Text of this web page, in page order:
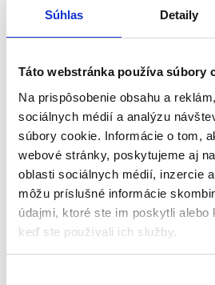
Súhlas Detaily
Táto webstránka používa súbory
Na prispôsobenie obsahu a
sociálnych médií a analýzu
súbory cookie. Informácie o tom,
webové stránky, poskytujeme aj
oblasti sociálnych médií, inzercie
môžu príslušné informácie
údajmi, ktoré ste im poskytli alebo
keď ste používali ich služby.
★★★★ ★
oblečenie – čierny | 175 cm